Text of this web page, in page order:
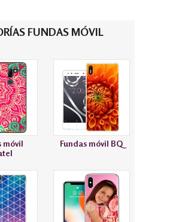
FUNDAS MÓVIL
móvil
Fundas móvil BQ